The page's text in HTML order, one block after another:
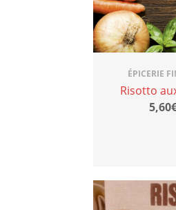
ÉPICERIE
Risotto